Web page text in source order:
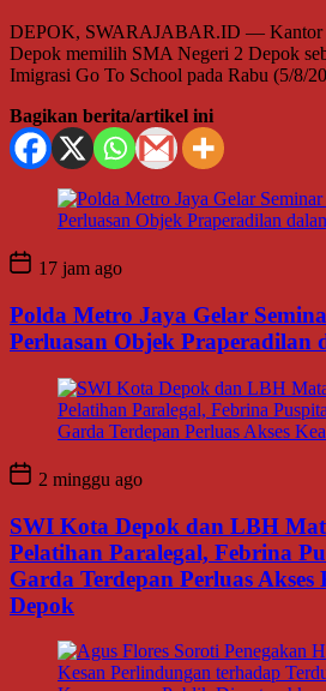
DEPOK, SWARAJABAR.ID — Kantor
Depok memilih SMA Negeri 2 Depok
Imigrasi Go To School pada Rabu (5/8/
Bagikan berita/artikel ini
17 jam ago
Polda Metro Jaya Gelar
Perluasan Objek Praperadilan
2 minggu ago
SWI Kota Depok dan LBH
Pelatihan Paralegal, Febrina
Garda Terdepan Perluas
Depok